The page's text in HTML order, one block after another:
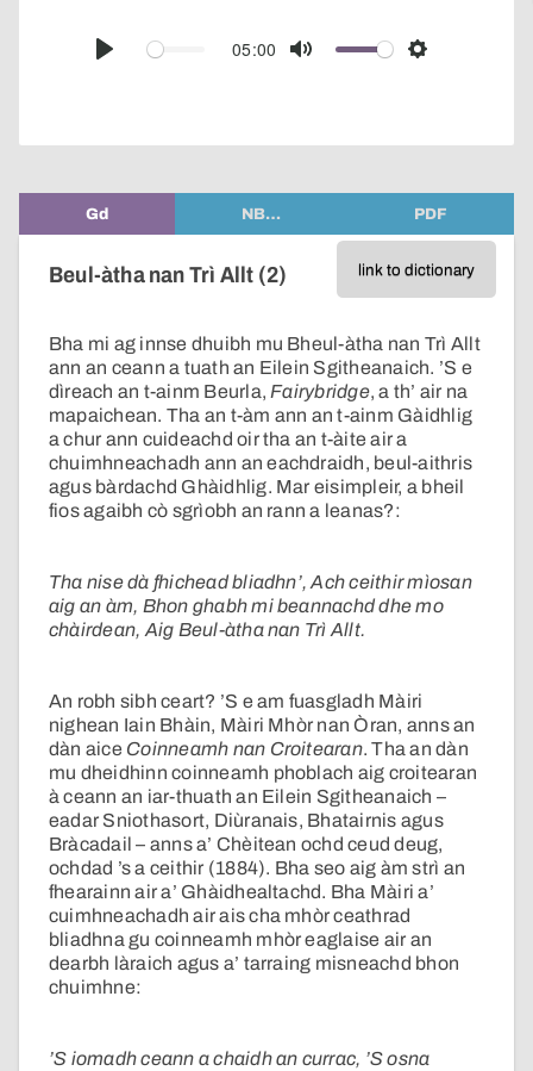
Play
05:00
Mute Settings
Gd NB… PDF
link to dictionary
Beul-àtha nan Trì Allt (2)
Bha mi ag innse dhuibh mu Bheul-àtha nan Trì Allt
ann an ceann a tuath an Eilein Sgitheanaich. ’S e
dìreach an t-ainm Beurla,Fairybridge, a th’ air na
mapaichean. Tha an t-àm ann an t-ainm Gàidhlig
a chur ann cuideachd oir tha an t-àite air a
chuimhneachadh ann an eachdraidh, beul-aithris
agus bàrdachd Ghàidhlig. Mar eisimpleir, a bheil
fios agaibh cò sgrìobh an rann a leanas?:
Tha nise dà fhichead bliadhn’, Ach ceithir mìosan
aig an àm, Bhon ghabh mi beannachd dhe mo
chàirdean, Aig Beul-àtha nan Trì Allt.
An robh sibh ceart? ’S e am fuasgladh Màiri
nighean Iain Bhàin, Màiri Mhòr nan Òran, anns an
dàn aice Coinneamh nan Croitearan. Tha an dàn
mu dheidhinn coinneamh phoblach aig croitearan
à ceann an iar-thuath an Eilein Sgitheanaich –
eadar Sniothasort, Diùranais, Bhatairnis agus
Bràcadail – anns a’ Chèitean ochd ceud deug,
ochdad ’s a ceithir (1884). Bha seo aig àm strì an
fhearainn air a’ Ghàidhealtachd. Bha Màiri a’
cuimhneachadh air ais cha mhòr ceathrad
bliadhna gu coinneamh mhòr eaglaise air an
dearbh làraich agus a’ tarraing misneachd bhon
chuimhne:
’S iomadh ceann a chaidh an currac, ’S osna